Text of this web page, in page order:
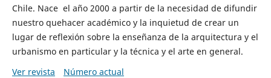
Chile. Nace el año 2000 a partir de la necesidad de difundir
nuestro quehacer académico y la inquietud de crear un
lugar de reflexión sobre la enseñanza de la arquitectura y el
urbanismo en particular y la técnica y el arte en general.
Ver revista
Número actual